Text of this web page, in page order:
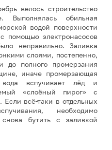
велось строительство
обильная
водой поверхности
помощью электронасосов
неправильно. Заливка
слоями, постепенно,
полного промерзания
иначе промерзающая
вспучивает лёд и
«слоёный пирог» с
всё-таки в отдельных
необходимо
бутить с заливкой